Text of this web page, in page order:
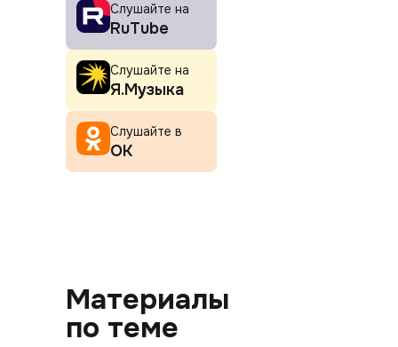
Слушайте на
RuTube
Слушайте на
Я.Музыка
Слушайте в
ОК
Материалы
по теме